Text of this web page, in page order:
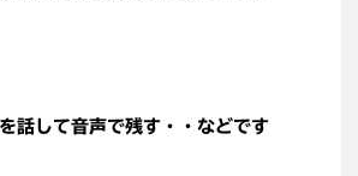
話して音声で残す・・などです